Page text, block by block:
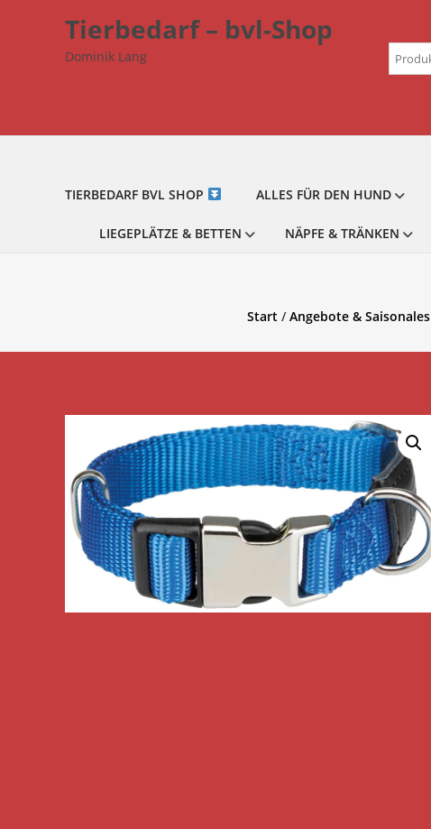
Tierbedarf – bvl-Shop
Dominik Lang
Suchen
nach:
TIERBEDARF BVL SHOP ALLES FÜR DEN HUND
LIEGEPLÄTZE & BETTEN NÄPFE & TRÄNKEN
Start /Angebote & Saisonales